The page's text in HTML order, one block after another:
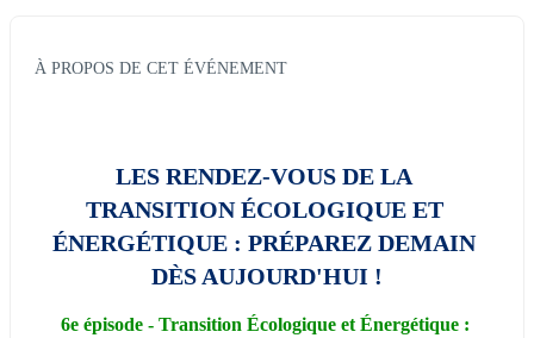
À PROPOS DE CET ÉVÉNEMENT
LES RENDEZ-VOUS DE LA
TRANSITION ÉCOLOGIQUE ET
ÉNERGÉTIQUE : PRÉPAREZ DEMAIN
DÈS AUJOURD'HUI !
6e épisode - Transition Écologique et Énergétique :